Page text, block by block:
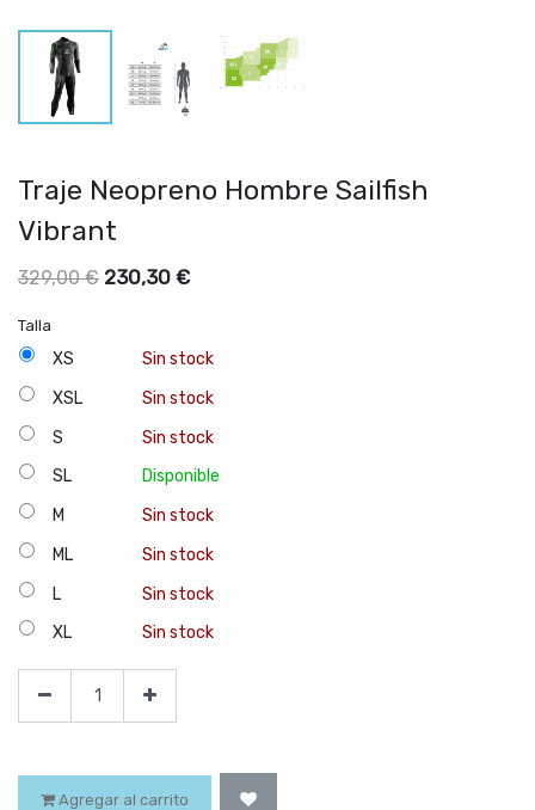
Traje Neopreno Hombre Sailfish
Vibrant
329,00€ 230,30 €
Talla
XS
Sin stock
XSL
Sin stock
S
Sin stock
SL
Disponible
M
Sin stock
ML
Sin stock
L
Sin stock
XL
Sin stock
Agregar al carrito